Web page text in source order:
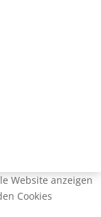
Website anzeigen
Cookies